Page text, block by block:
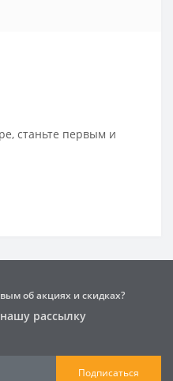
станьте первым и
об акциях и скидках?
рассылку
Подписаться